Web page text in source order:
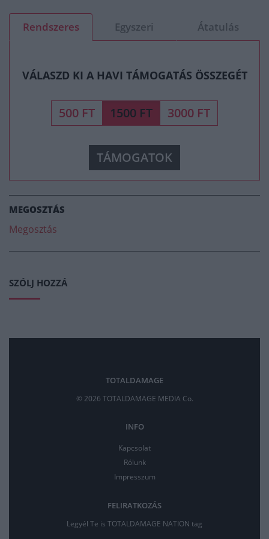
Rendszeres Egyszeri Átatulás
VÁLASZD KI A HAVI TÁMOGATÁS ÖSSZEGÉT
500 FT 1500 FT 3000 FT
TÁMOGATOK
MEGOSZTÁS
Megosztás
SZÓLJ HOZZÁ
TOTALDAMAGE
© 2026 TOTALDAMAGE MEDIA Co.
INFO
Kapcsolat
Rólunk
Impresszum
FELIRATKOZÁS
Legyél Te is TOTALDAMAGE NATION tag